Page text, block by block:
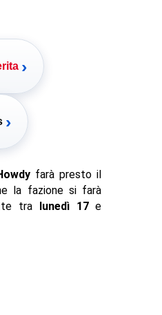
›
›
farà presto il
la fazione si farà
tralunedì 17e